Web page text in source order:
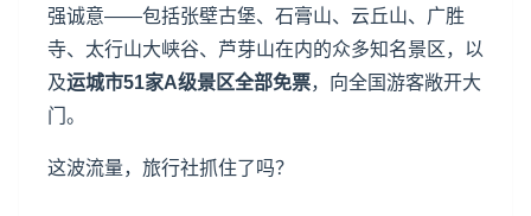
强诚意——包括张壁古堡、 石膏山、 云丘山、 广胜
寺、 太行山大峡谷、 芦芽山在内的众多知名景区，以
及运城市51家A级景区全部免票，向全国游客敞开大
门。
这波流量，旅行社抓住了吗？